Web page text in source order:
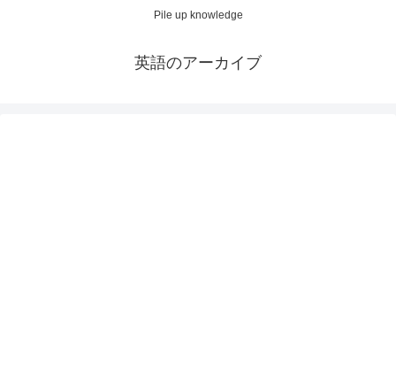
Pile up knowledge
英語のアーカイブ